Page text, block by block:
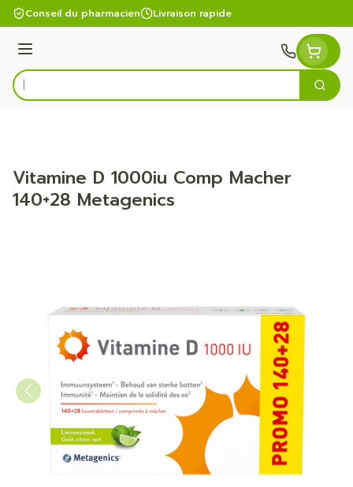
Aller au contenu
Conseil du pharmacien Livraison rapide
Menu
Rechercher
Vitamine D 1000iu Comp Macher
140+28 Metagenics